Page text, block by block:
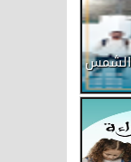
الشمس